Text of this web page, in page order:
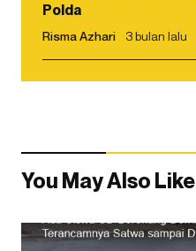
Polda
Risma Azhari 3 bulan lalu
You May Also Like